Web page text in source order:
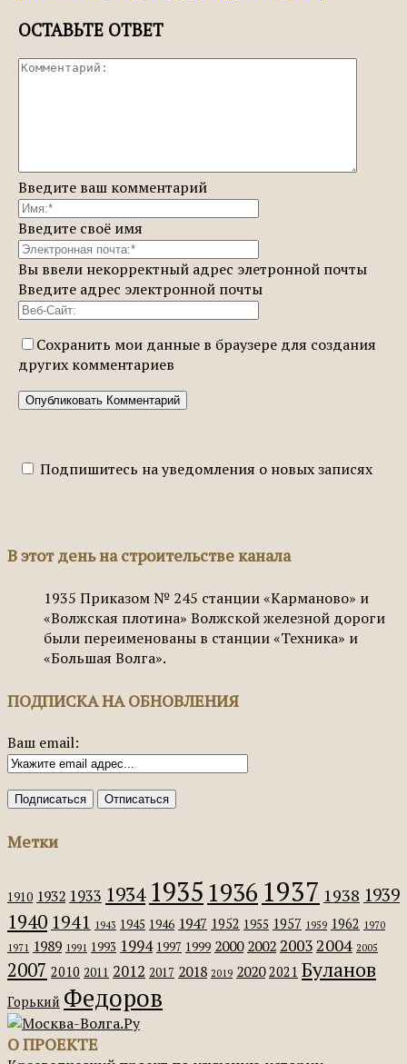
ОСТАВЬТЕ ОТВЕТ
Введите ваш комментарий
Введите своё имя
Вы ввели некорректный адрес элетронной почты
Введите адрес электронной почты
Сохранить мои данные в браузере для создания
других комментариев
Подпишитесь на уведомления о новых записях
В этот день на строительстве канала
1935 Приказом № 245 станции «Карманово» и
«Волжская плотина» Волжской железной дороги
были переименованы в станции «Техника» и
«Большая Волга».
ПОДПИСКА НА ОБНОВЛЕНИЯ
Ваш email:
Метки
1910 1932 1933 1934 1935 1936 1937 1938 1939
1940 1941 1943 1945 1946 1947 1952 1955 1957 1959 1962 1970
1971 1989 1991 1993 1994 1997 1999 2000 2002 20032004 2005
2007 2010 2011 2012 2017 2018 2019 2020 2021 Буланов
Горький Федоров
О ПРОЕКТЕ